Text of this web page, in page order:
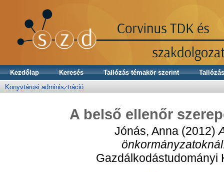
Kezdőlap Keresés Tallózás témakör szerint
Könyvtárosi adminisztráció
A belső ellenőr
Jónás, Anna(2012)
Gazdálkodástudományi